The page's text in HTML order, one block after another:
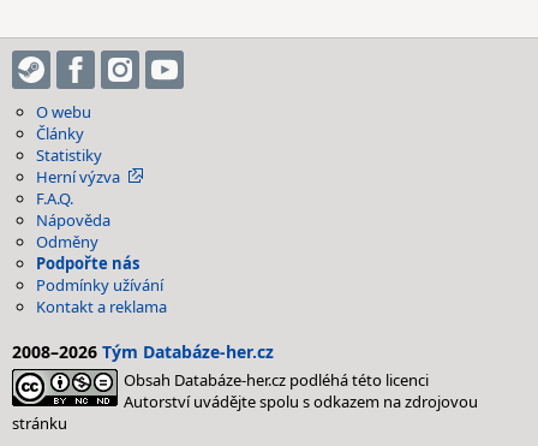
O webu
Články
Statistiky
Herní výzva
F.A.Q.
Nápověda
Odměny
Podpořte nás
Podmínky užívání
Kontakt a reklama
2008–2026 Tým Databáze-her.cz
Obsah Databáze-her.cz podléhá této licenci
Autorství uvádějte spolu s odkazem na zdrojovou
stránku